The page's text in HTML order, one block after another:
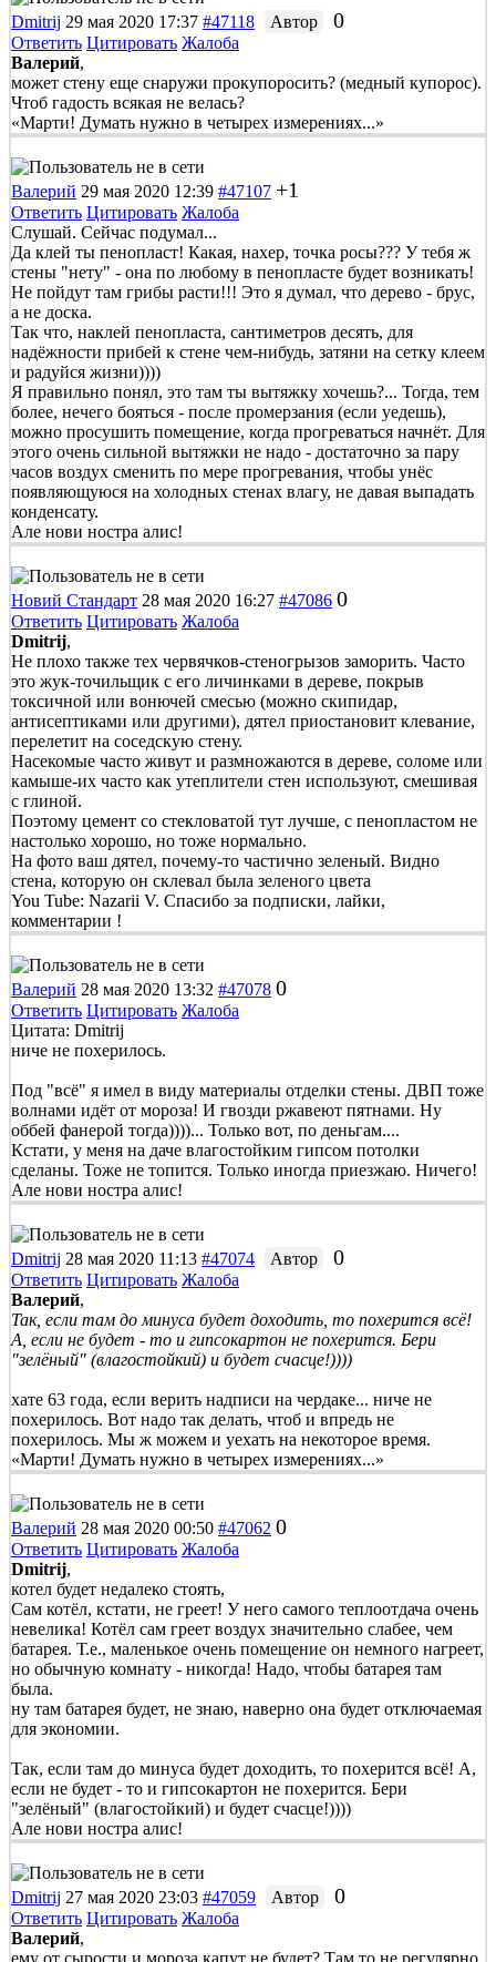
Dmitrij 29 мая 2020 17:37 #47118 Автор 0
Ответить Цитировать Жалоба
Валерий,
может стену еще снаружи прокупоросить? (медный купорос).
Чтоб гадость всякая не велась?
«Марти! Думать нужно в четырех измерениях...»
Валерий 29 мая 2020 12:39 #47107 +1
Ответить Цитировать Жалоба
Слушай. Сейчас подумал...
Да клей ты пенопласт! Какая, нахер, точка росы??? У тебя ж
стены "нету" - она по любому в пенопласте будет возникать!
Не пойдут там грибы расти!!! Это я думал, что дерево - брус,
а не доска.
Так что, наклей пенопласта, сантиметров десять, для
надёжности прибей к стене чем-нибудь, затяни на сетку клеем
и радуйся жизни))))
Я правильно понял, это там ты вытяжку хочешь?... Тогда, тем
более, нечего бояться - после промерзания (если уедешь),
можно просушить помещение, когда прогреваться начнёт. Для
этого очень сильной вытяжки не надо - достаточно за пару
часов воздух сменить по мере прогревания, чтобы унёс
появляющуюся на холодных стенах влагу, не давая выпадать
конденсату.
Але нови ностра алис!
Новий Стандарт 28 мая 2020 16:27 #47086 0
Ответить Цитировать Жалоба
Dmitrij,
Не плохо также тех червячков-стеногрызов заморить. Часто
это жук-точильщик с его личинками в дереве, покрыв
токсичной или вонючей смесью (можно скипидар,
антисептиками или другими), дятел приостановит клевание,
перелетит на соседскую стену.
Насекомые часто живут и размножаются в дереве, соломе или
камыше-их часто как утеплители стен используют, смешивая
с глиной.
Поэтому цемент со стекловатой тут лучше, с пенопластом не
настолько хорошо, но тоже нормально.
На фото ваш дятел, почему-то частично зеленый. Видно
стена, которую он склевал была зеленого цвета
You Tube: Nazarii V. Спасибо за подписки, лайки,
комментарии !
Валерий 28 мая 2020 13:32 #47078 0
Ответить Цитировать Жалоба
Цитата: Dmitrij
ниче не похерилось.
Под "всё" я имел в виду материалы отделки стены. ДВП тоже
волнами идёт от мороза! И гвозди ржавеют пятнами. Ну
оббей фанерой тогда))))... Только вот, по деньгам....
Кстати, у меня на даче влагостойким гипсом потолки
сделаны. Тоже не топится. Только иногда приезжаю. Ничего!
Але нови ностра алис!
Dmitrij 28 мая 2020 11:13 #47074 Автор 0
Ответить Цитировать Жалоба
Валерий,
Так, если там до минуса будет доходить, то похерится всё!
А, если не будет - то и гипсокартон не похерится. Бери
"зелёный" (влагостойкий) и будет счасце!))))
хате 63 года, если верить надписи на чердаке... ниче не
похерилось. Вот надо так делать, чтоб и впредь не
похерилось. Мы ж можем и уехать на некоторое время.
«Марти! Думать нужно в четырех измерениях...»
Валерий 28 мая 2020 00:50 #47062 0
Ответить Цитировать Жалоба
Dmitrij,
котел будет недалеко стоять,
Сам котёл, кстати, не греет! У него самого теплоотдача очень
невелика! Котёл сам греет воздух значительно слабее, чем
батарея. Т.е., маленькое очень помещение он немного нагреет,
но обычную комнату - никогда! Надо, чтобы батарея там
была.
ну там батарея будет, не знаю, наверно она будет отключаемая
для экономии.
Так, если там до минуса будет доходить, то похерится всё! А,
если не будет - то и гипсокартон не похерится. Бери
"зелёный" (влагостойкий) и будет счасце!))))
Але нови ностра алис!
Dmitrij 27 мая 2020 23:03 #47059 Автор 0
Ответить Цитировать Жалоба
Валерий,
ему от сырости и мороза капут не будет? Там то не регулярно